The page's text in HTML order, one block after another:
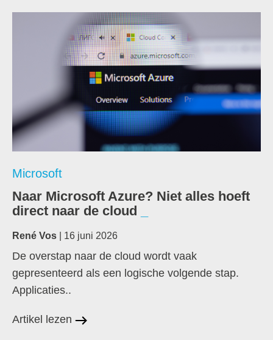
Microsoft
Naar Microsoft Azure? Niet alles hoeft
direct naar de cloud
René Vos | 16 juni 2026
De overstap naar de cloud wordt vaak
gepresenteerd als een logische volgende stap.
Applicaties..
Artikel lezen